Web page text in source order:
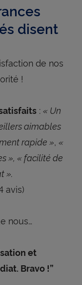
disent
de nos
!
: « Un
aimables
rapide », «
», « facilité de
».
avis)
nous…
et
Bravo !”